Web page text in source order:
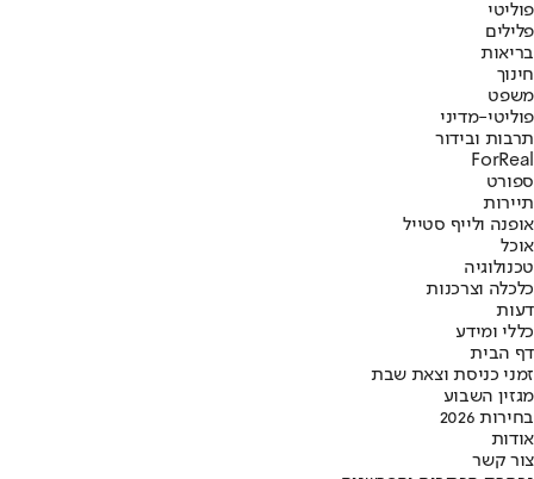
פוליטי
פלילים
בריאות
חינוך
משפט
פוליטי-מדיני
תרבות ובידור
ForReal
ספורט
תיירות
אופנה ולייף סטייל
אוכל
טכנולוגיה
כלכלה וצרכנות
דעות
כללי ומידע
דף הבית
זמני כניסת וצאת שבת
מגזין השבוע
בחירות 2026
אודות
צור קשר